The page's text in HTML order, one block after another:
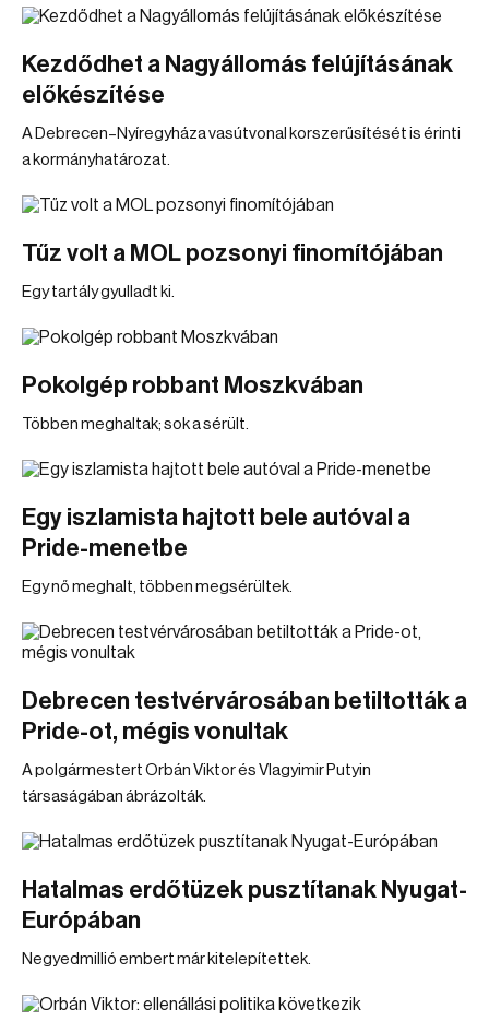
Kezdődhet a Nagyállomás felújításának
előkészítése
A Debrecen–Nyíregyháza vasútvonal korszerűsítését is érinti
a kormányhatározat.
Tűz volt a MOL pozsonyi finomítójában
Egy tartály gyulladt ki.
Pokolgép robbant Moszkvában
Többen meghaltak; sok a sérült.
Egy iszlamista hajtott bele autóval a
Pride-menetbe
Egy nő meghalt, többen megsérültek.
Debrecen testvérvárosában betiltották a
Pride-ot, mégis vonultak
A polgármestert Orbán Viktor és Vlagyimir Putyin
társaságában ábrázolták.
Hatalmas erdőtüzek pusztítanak Nyugat-
Európában
Negyedmillió embert már kitelepítettek.